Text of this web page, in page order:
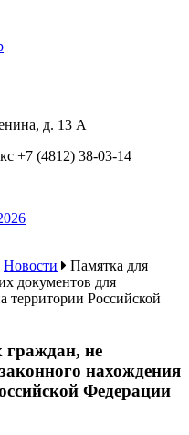
д. 13 А
+7 (4812) 38-03-14
Новости
Памятка для
документов для
территории Российской
не
нахождения
Федерации